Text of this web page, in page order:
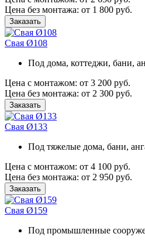
Цена без монтажа: от 1 800 руб.
Заказать
Свая Ø108
Под дома, коттеджи, бани,
Цена с монтажом: от 3 200 руб.
Цена без монтажа: от 2 300 руб.
Заказать
Свая Ø133
Под тяжелые дома, бани,
Цена с монтажом: от 4 100 руб.
Цена без монтажа: от 2 950 руб.
Заказать
Свая Ø159
Под промышленные